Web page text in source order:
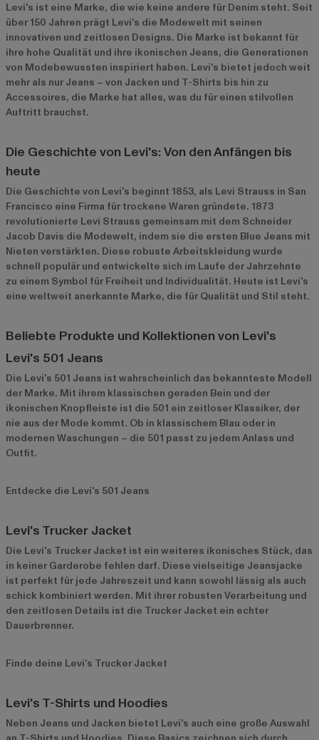
Levi's ist eine Marke, die wie keine andere für Denim steht. Seit
über 150 Jahren prägt Levi's die Modewelt mit seinen
innovativen und zeitlosen Designs. Die Marke ist bekannt für
ihre hohe Qualität und ihre ikonischen Jeans, die Generationen
von Modebewussten inspiriert haben. Levi's bietet jedoch weit
mehr als nur Jeans – von Jacken und T-Shirts bis hin zu
Accessoires, die Marke hat alles, was du für einen stilvollen
Auftritt brauchst.
Die Geschichte von Levi's: Von den Anfängen bis
heute
Die Geschichte von Levi's beginnt 1853, als Levi Strauss in San
Francisco eine Firma für trockene Waren gründete. 1873
revolutionierte Levi Strauss gemeinsam mit dem Schneider
Jacob Davis die Modewelt, indem sie die ersten Blue Jeans mit
Nieten verstärkten. Diese robuste Arbeitskleidung wurde
schnell populär und entwickelte sich im Laufe der Jahrzehnte
zu einem Symbol für Freiheit und Individualität. Heute ist Levi's
eine weltweit anerkannte Marke, die für Qualität und Stil steht.
Beliebte Produkte und Kollektionen von Levi's
Levi's 501 Jeans
Die Levi's 501 Jeans ist wahrscheinlich das bekannteste Modell
der Marke. Mit ihrem klassischen geraden Bein und der
ikonischen Knopfleiste ist die 501 ein zeitloser Klassiker, der
nie aus der Mode kommt. Ob in klassischem Blau oder in
modernen Waschungen – die 501 passt zu jedem Anlass und
Outfit.
Entdecke die Levi's 501 Jeans
Levi's Trucker Jacket
Die Levi's Trucker Jacket ist ein weiteres ikonisches Stück, das
in keiner Garderobe fehlen darf. Diese vielseitige Jeansjacke
ist perfekt für jede Jahreszeit und kann sowohl lässig als auch
schick kombiniert werden. Mit ihrer robusten Verarbeitung und
den zeitlosen Details ist die Trucker Jacket ein echter
Dauerbrenner.
Finde deine Levi's Trucker Jacket
Levi's T-Shirts und Hoodies
Neben Jeans und Jacken bietet Levi's auch eine große Auswahl